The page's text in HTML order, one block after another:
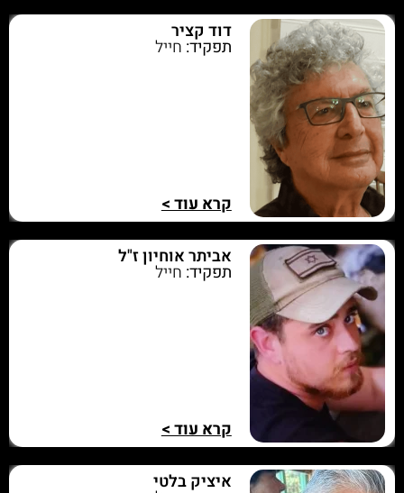
דוד קציר
תפקיד: חייל
קרא עוד >
אביתר אוחיון ז"ל
תפקיד: חייל
קרא עוד >
איציק בלטי